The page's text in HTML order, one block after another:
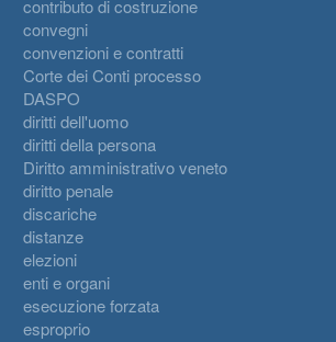
contributo di costruzione
convegni
convenzioni e contratti
Corte dei Conti processo
DASPO
diritti dell'uomo
diritti della persona
Diritto amministrativo veneto
diritto penale
discariche
distanze
elezioni
enti e organi
esecuzione forzata
esproprio